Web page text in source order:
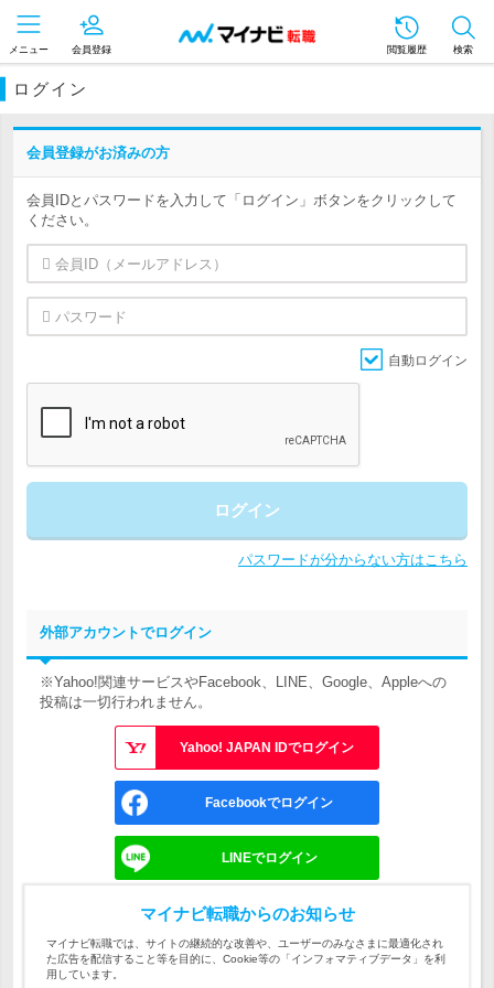
メニュー 会員登録 閲覧履歴 検索
ログイン
会員登録がお済みの方
会員IDとパスワードを入力して「ログイン」ボタンをクリックして
ください。
自動ログイン
ログイン
パスワードが分からない方はこちら
外部アカウントでログイン
※Yahoo!関連サービスやFacebook、LINE、Google、Appleへの
投稿は一切行われません。
Yahoo! JAPAN IDでログイン
Facebookでログイン
LINEでログイン
Googleでログイン
Appleでサインイン
マイナビ転職からのお知らせ
マイナビ転職では、サイトの継続的な改善や、ユーザーのみなさまに最適化され
た広告を配信すること等を目的に、Cookie等の「インフォマティブデータ」を利
用しています。